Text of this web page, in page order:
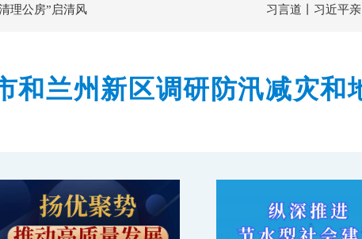
理公房”启清风
习言道丨习近平
和兰州新区调研防汛减灾和